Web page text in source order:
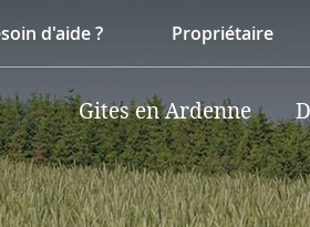
d'aide ? Propriétaire
Gites en Ardenne